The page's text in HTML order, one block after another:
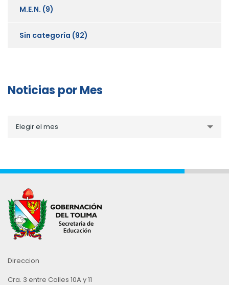
M.E.N. (9)
Sin categoría (92)
Noticias por Mes
porElegir el mes
Direccion
Cra. 3 entre Calles 10A y 11